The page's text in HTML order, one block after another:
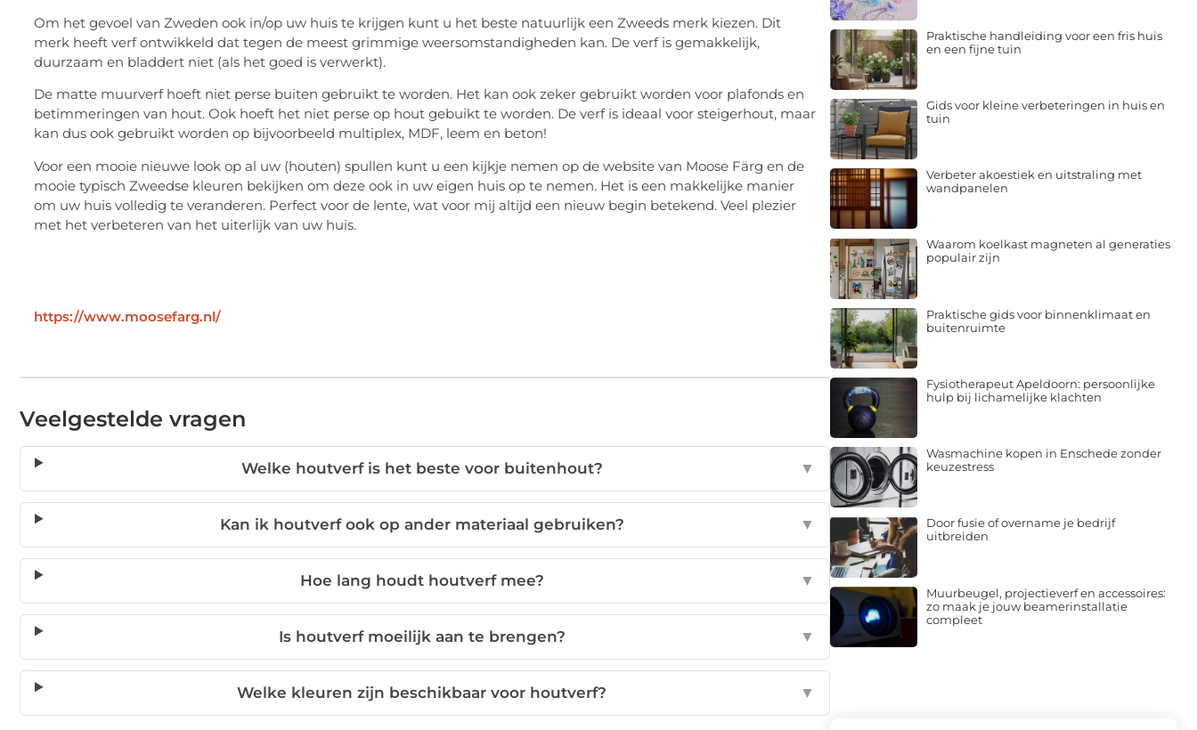
Om het gevoel van Zweden ook in/op uw huis te krijgen kunt u het beste natuurlijk een Zweeds merk kiezen. Dit
merk heeft verf ontwikkeld dat tegen de meest grimmige weersomstandigheden kan. De verf is gemakkelijk,
duurzaam en bladdert niet (als het goed is verwerkt).
De matte muurverf hoeft niet perse buiten gebruikt te worden. Het kan ook zeker gebruikt worden voor plafonds en
betimmeringen van hout. Ook hoeft het niet perse op hout gebuikt te worden. De verf is ideaal voor steigerhout, maar
kan dus ook gebruikt worden op bijvoorbeeld multiplex, MDF, leem en beton!
Voor een mooie nieuwe look op al uw (houten) spullen kunt u een kijkje nemen op de website van Moose Färg en de
mooie typisch Zweedse kleuren bekijken om deze ook in uw eigen huis op te nemen. Het is een makkelijke manier
om uw huis volledig te veranderen. Perfect voor de lente, wat voor mij altijd een nieuw begin betekend. Veel plezier
met het verbeteren van het uiterlijk van uw huis.
https://www.moosefarg.nl/
Veelgestelde vragen
Welke houtverf is het beste voor buitenhout? ▼
Kan ik houtverf ook op ander materiaal gebruiken? ▼
Hoe lang houdt houtverf mee? ▼
Is houtverf moeilijk aan te brengen? ▼
Welke kleuren zijn beschikbaar voor houtverf? ▼
Praktische handleiding voor een fris huis
en een fijne tuin
Gids voor kleine verbeteringen in huis en
tuin
Verbeter akoestiek en uitstraling met
wandpanelen
Waarom koelkast magneten al generaties
populair zijn
Praktische gids voor binnenklimaat en
buitenruimte
Fysiotherapeut Apeldoorn: persoonlijke
hulp bij lichamelijke klachten
Wasmachine kopen in Enschede zonder
keuzestress
Door fusie of overname je bedrijf
uitbreiden
Muurbeugel, projectieverf en accessoires:
zo maak je jouw beamerinstallatie
compleet